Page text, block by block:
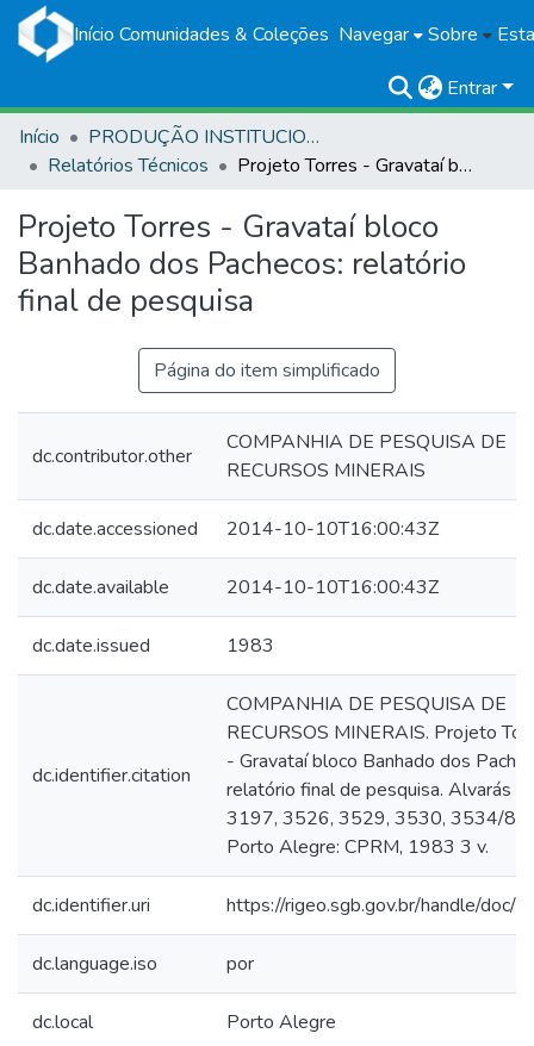
Início Comunidades & Coleções Navegar Sobre
Entrar
Início
PRODUÇÃO INSTITUCIONAL
Relatórios Técnicos
Projeto Torres - Gravataí bloco Banhado dos Pachecos: relatório final de pesquisa
Projeto Torres - Gravataí bloco
Banhado dos Pachecos: relatório
final de pesquisa
Página do item simplificado
dc.contributor.other
COMPANHIA DE PESQUISA DE
RECURSOS MINERAIS
dc.date.accessioned 2014-10-10T16:00:43Z
dc.date.available 2014-10-10T16:00:43Z
dc.date.issued 1983
dc.identifier.citation
COMPANHIA DE PESQUISA DE
RECURSOS MINERAIS. Projeto
- Gravataí bloco Banhado dos
relatório final de pesquisa. Alvarás n.
3197, 3526, 3529, 3530, 3534/81.
Porto Alegre: CPRM, 1983 3 v.
dc.identifier.uri https://rigeo.sgb.gov.br/handle/doc/
dc.language.iso por
dc.local Porto Alegre